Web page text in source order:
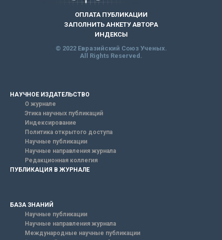
ОПЛАТА ПУБЛИКАЦИИ
ЗАПОЛНИТЬ АНКЕТУ АВТОРА
ИНДЕКСЫ
© 2022 Евразийский Союз Ученых.
All Rights Reserved.
НАУЧНОЕ ИЗДАТЕЛЬСТВО
О журнале
Этика научных публикаций
Индексирование
Политика открытого доступа
Научные публикации
Научные направления журнала
Редакционная коллегия
ПУБЛИКАЦИЯ В ЖУРНАЛЕ
БАЗА ЗНАНИЙ
Научные публикации
Научные направления журнала
Международные научные публикации